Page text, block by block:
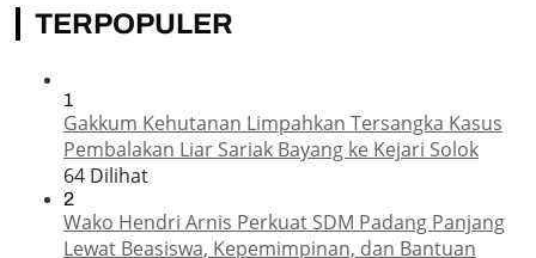
TERPOPULER
1
Gakkum Kehutanan Limpahkan Tersangka Kasus
Pembalakan Liar Sariak Bayang ke Kejari Solok
64 Dilihat
2
Wako Hendri Arnis Perkuat SDM Padang Panjang
Lewat Beasiswa, Kepemimpinan, dan Bantuan